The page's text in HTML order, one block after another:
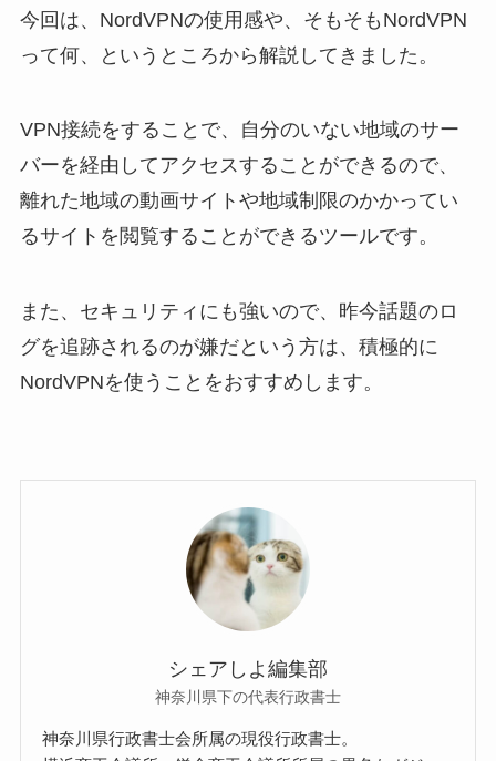
今回は、NordVPNの使用感や、そもそもNordVPN
って何、というところから解説してきました。
VPN接続をすることで、自分のいない地域のサー
バーを経由してアクセスすることができるので、
離れた地域の動画サイトや地域制限のかかってい
るサイトを閲覧することができるツールです。
また、セキュリティにも強いので、昨今話題のロ
グを追跡されるのが嫌だという方は、積極的に
NordVPNを使うことをおすすめします。
シェアしよ編集部
神奈川県下の代表行政書士
神奈川県行政書士会所属の現役行政書士。